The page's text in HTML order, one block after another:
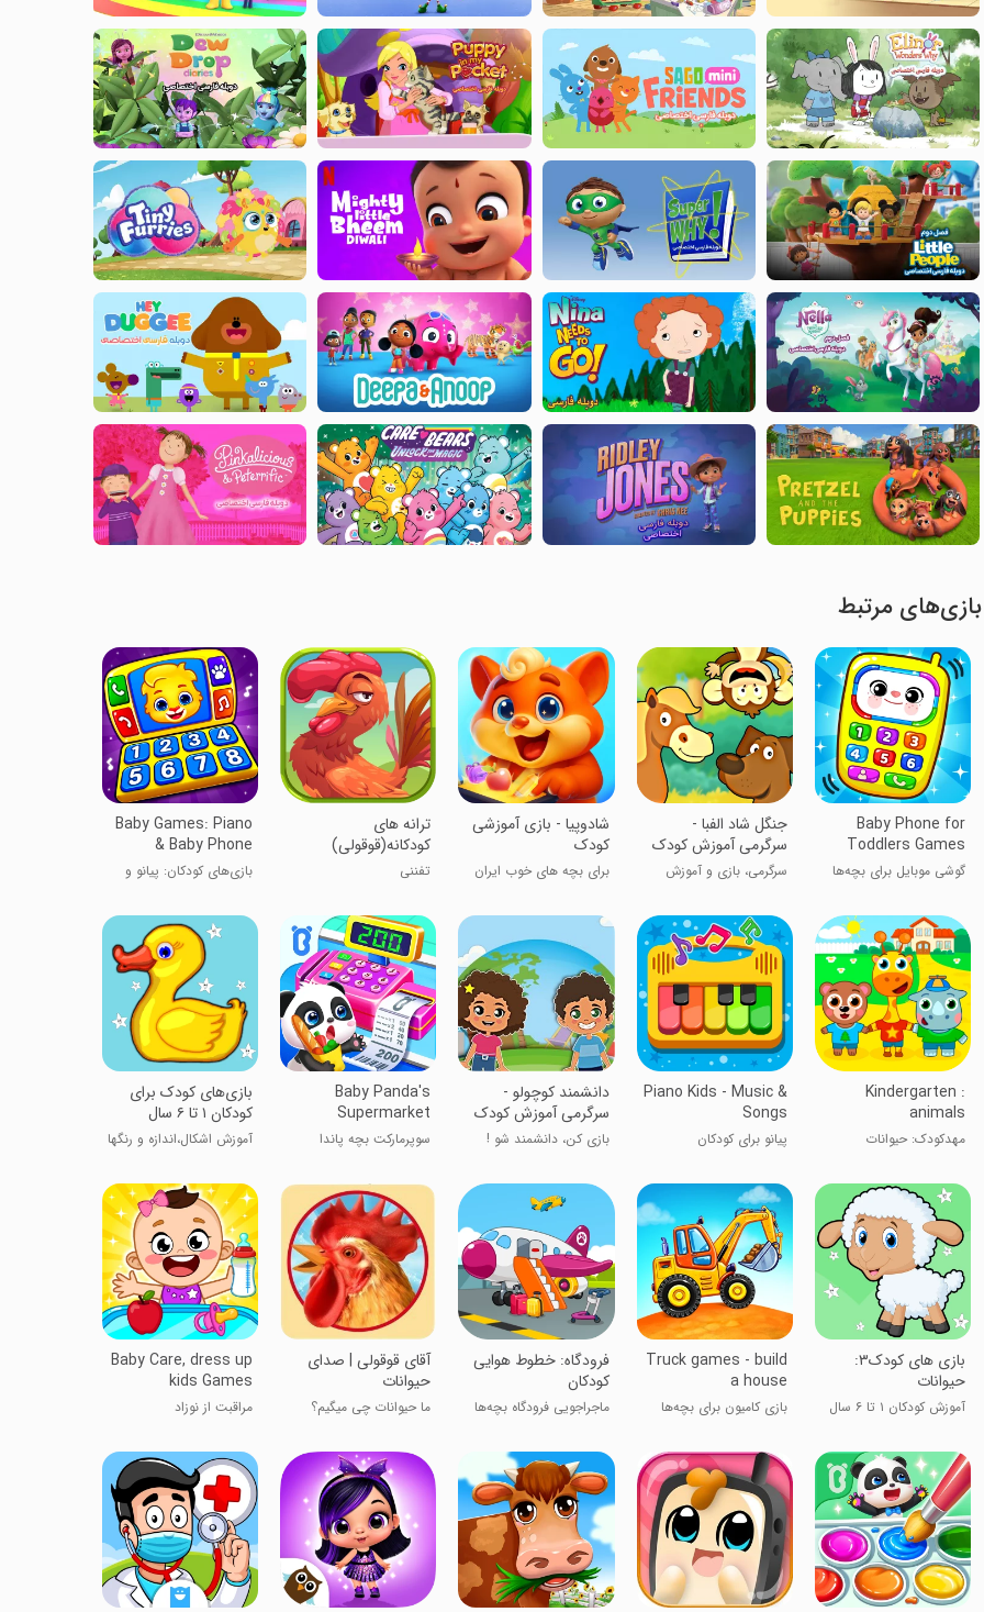
بازی‌های مرتبط
Baby Phone for
Toddlers Games
گوشی موبایل برای بچه‌ها
جنگل شاد الفبا -
سرگرمی آموزش کودک
سرگرمی، بازی و آموزش
‏‏‏‏‏‏‏‏‏‏‏شادوپیا - بازی آموزشی
کودک
برای بچه های خوب ایران
ترانه های
کودکانه(قوقولی)
تفننی
Baby Games: Piano
& Baby Phone
بازی‌های کودکان: پیانو و
Kindergarten :
animals
مهدکودک: حیوانات
Piano Kids - Music &
Songs
پیانو برای کودکان
دانشمند کوچولو -
سرگرمی آموزش کودک
بازی کن، دانشمند شو !
Baby Panda's
Supermarket
سوپرمارکت بچه پاندا
‏‏‏بازی‌های کودک برای
کودکان ۱ تا ۶ سال
آموزش اشکال،اندازه و رنگها
‏‏‏‏بازی های کودک۳:
حیوانات
آموزش کودکان ۱ تا ۶ سال
Truck games - build
a house
بازی کامیون برای بچه‌ها
فرودگاه: خطوط هوایی
کودکان
ماجراجویی فرودگاه بچه‌ها
آقای قوقولی | صدای
حیوانات
ما حیوانات چی میگیم؟
Baby Care, dress up
kids Games
مراقبت از نوزاد